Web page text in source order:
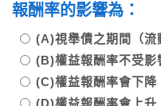
報酬率的影響為：
(A)視舉債之期間（
(B)權益報酬率不受
(C)權益報酬率會下
(D)權益報酬率會上升